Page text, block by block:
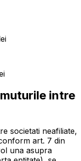
intre
societati neafiliate,
art. 7 din
una asupra